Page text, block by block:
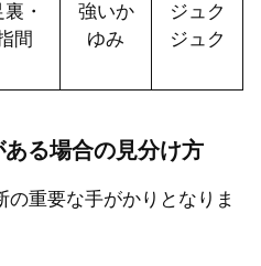
裏・
間
強いか
ゆみ
ジュク
ジュク
る場合の見分け方
重要な手がかりとなりま